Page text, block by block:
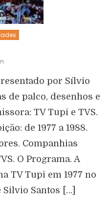
por Sílvio
de palco, desenhos e
TV Tupi e TVS.
de 1977 a 1988.
Companhias
O Programa. A
TV Tupi em 1977 no
Santos […]